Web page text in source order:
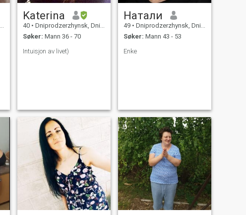
Katerina
40 • Dniprodzerzhynsk, Dnipropetrovs'k, Ukraina
Søker: Mann 36 - 70
Intuisjon av livet)
Натали
49 • Dniprodzerzhynsk, Dnipropetrovs'k, Ukraina
Søker: Mann 43 - 53
Enke